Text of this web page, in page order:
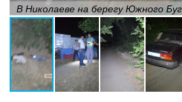
В Николаеве на берегу Южного